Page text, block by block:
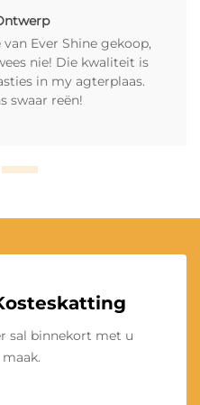
Ever Shine gekoop,
nie! Die kwaliteit is
in my agterplaas.
swaar reën!
sal binnekort met u